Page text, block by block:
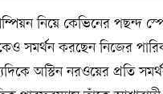
নিয়ে কেভিনের পছন্দ
সমর্থন করছেন নিজের
অস্টিন নরওয়ের প্রতি